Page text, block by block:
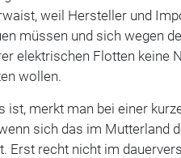
weil Hersteller und
müssen und sich wegen
elektrischen Flotten keine
wollen.
ist, merkt man bei einer
sich das im Mutterland
Erst recht nicht im